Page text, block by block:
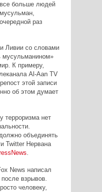
больше людей
раз
Ливии со словами
мусульманином»
К примеру,
Al-Aan TV
этой записи
об этом думает
терроризма нет
объединять
Twitter Нервана
.
News написал
взрывов.
человеку,